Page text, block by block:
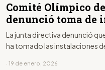
Comité Olímpico
denunció toma de
La junta directiva denunció
ha tomado las instalaciones
· 19 de enero, 2026